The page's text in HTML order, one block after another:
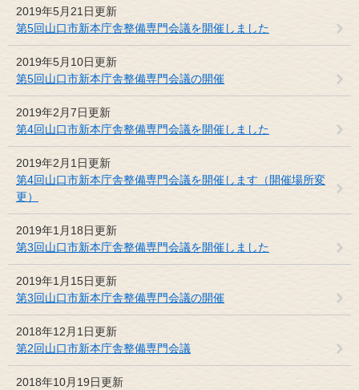
2019年5月21日更新
第5回山口市新本庁舎整備専門会議を開催しました
2019年5月10日更新
第5回山口市新本庁舎整備専門会議の開催
2019年2月7日更新
第4回山口市新本庁舎整備専門会議を開催しました
2019年2月1日更新
第4回山口市新本庁舎整備専門会議を開催します（開催場所変
更）
2019年1月18日更新
第3回山口市新本庁舎整備専門会議を開催しました
2019年1月15日更新
第3回山口市新本庁舎整備専門会議の開催
2018年12月1日更新
第2回山口市新本庁舎整備専門会議
2018年10月19日更新